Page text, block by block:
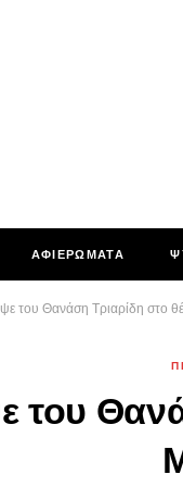
ΑΦΙΕΡΩΜΑΤΑ
του Θανάση Τριαρίδη στο
του